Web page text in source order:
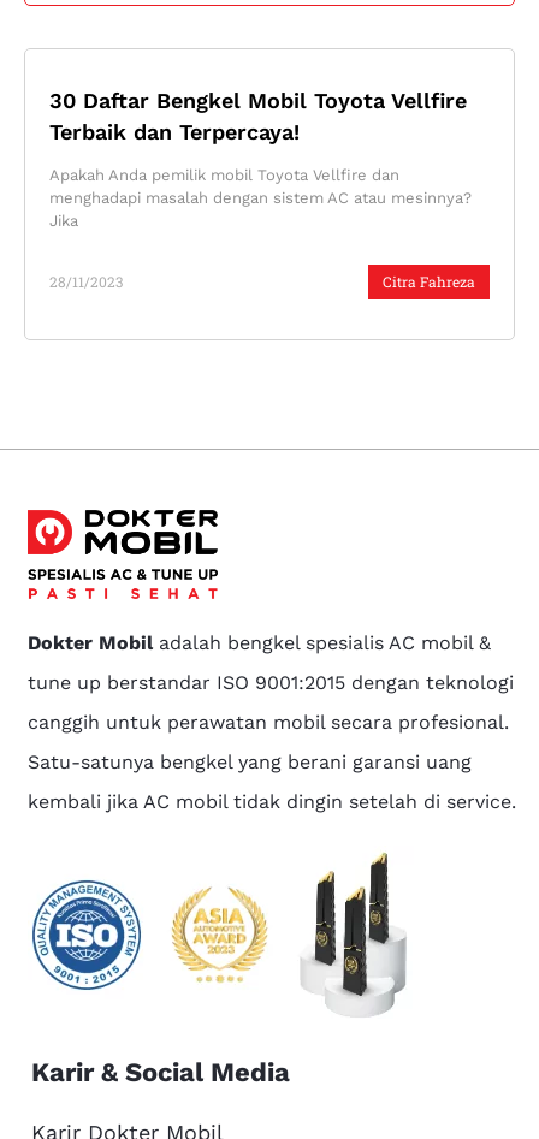
30 Daftar Bengkel Mobil Toyota Vellfire
Terbaik dan Terpercaya!
Citra Fahreza
28/11/2023
Apakah Anda pemilik mobil Toyota Vellfire dan
menghadapi masalah dengan sistem AC atau mesinnya?
Jika
Dokter Mobiladalah bengkel spesialis AC mobil &
tune up berstandar ISO 9001:2015 dengan teknologi
canggih untuk perawatan mobil secara profesional.
Satu-satunya bengkel yang berani garansi uang
kembali jika AC mobil tidak dingin setelah di service.
Karir & Social Media
Karir Dokter Mobil